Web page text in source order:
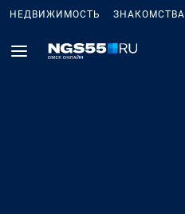
НЕДВИЖИМОСТЬ ЗНАКОМСТВА